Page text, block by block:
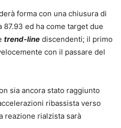
forma con una chiusura di
ed ha come target due
trend-line discendenti; il primo
con il passare del
sia ancora stato raggiunto
ribassista verso
reazione rialzista sarà